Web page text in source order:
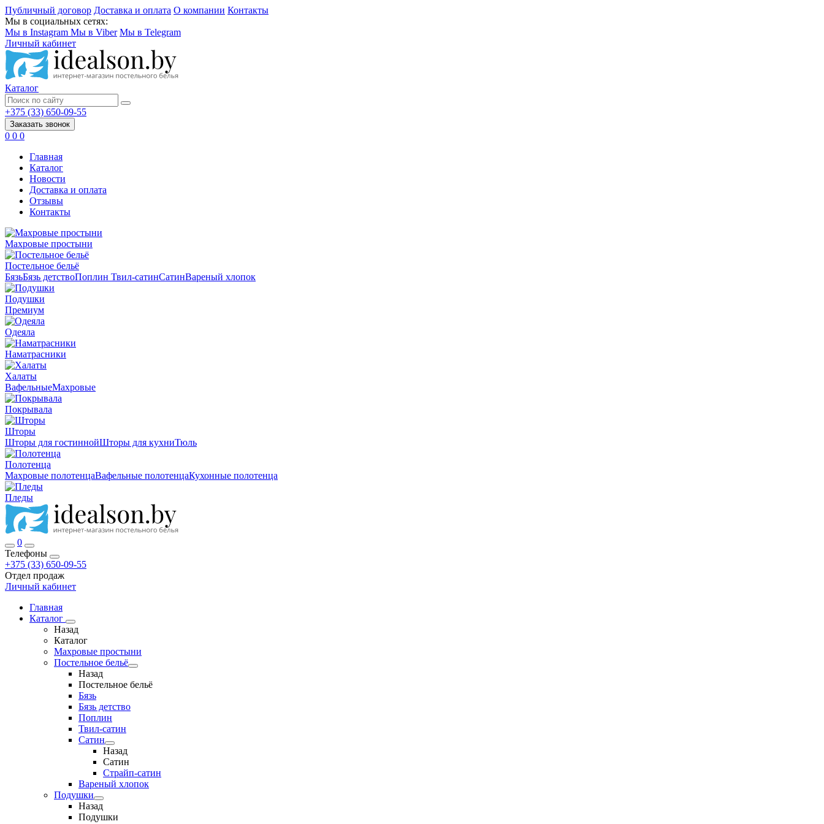
Публичный договор Доставка и оплата О компании Контакты
Мы в социальных сетях:
Мы в Instagram Мы в Viber Мы в Telegram
Личный кабинет
Каталог
+375 (33) 650-09-55
Заказать звонок
0 0 0
Главная
Каталог
Новости
Доставка и оплата
Отзывы
Контакты
Махровые простыни
Постельное бельё
БязьБязь детствоПоплин Твил-сатинСатинВареный хлопок
Подушки
Премиум
Одеяла
Наматрасники
Халаты
ВафельныеМахровые
Покрывала
Шторы
Шторы для гостиннойШторы для кухниТюль
Полотенца
Махровые полотенцаВафельные полотенцаКухонные полотенца
Пледы
0
Телефоны
+375 (33) 650-09-55
Отдел продаж
Личный кабинет
Главная
Каталог
Назад
Каталог
Махровые простыни
Постельное бельё
Назад
Постельное бельё
Бязь
Бязь детство
Поплин
Твил-сатин
Сатин
Назад
Сатин
Страйп-сатин
Вареный хлопок
Подушки
Назад
Подушки